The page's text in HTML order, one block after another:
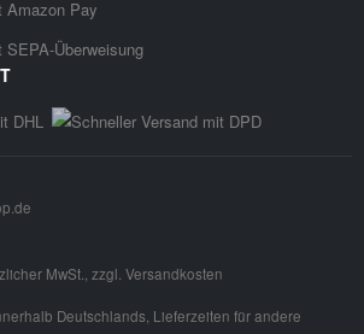
MwSt., zzgl. Versandkosten
Deutschlands, Lieferzeiten für andere